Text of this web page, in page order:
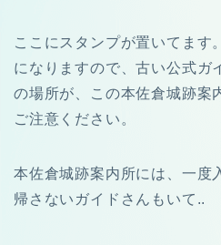
ここにスタンプが置いてます
になりますので、古い公式ガ
の場所が、この本佐倉城跡案
ご注意ください。
本佐倉城跡案内所には、一度
帰さないガイドさんもいて..